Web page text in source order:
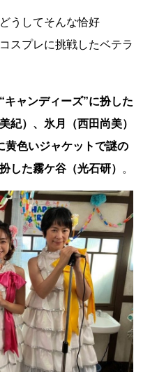
うしてそんな恰好
スプレに挑戦したベテラ
ャンディーズ”に扮した
紀）、氷月（西田尚美）
黄色いジャケットで謎の
した霧ケ谷（光石研）
。